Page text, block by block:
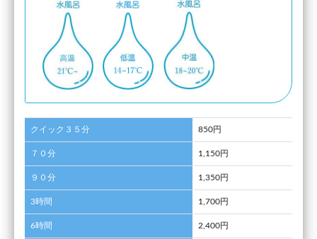
クイック３５分 850円
７０分 1,150円
９０分 1,350円
3時間 1,700円
6時間 2,400円